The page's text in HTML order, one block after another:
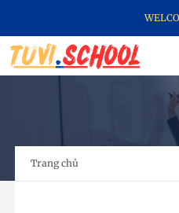
Trang chủ